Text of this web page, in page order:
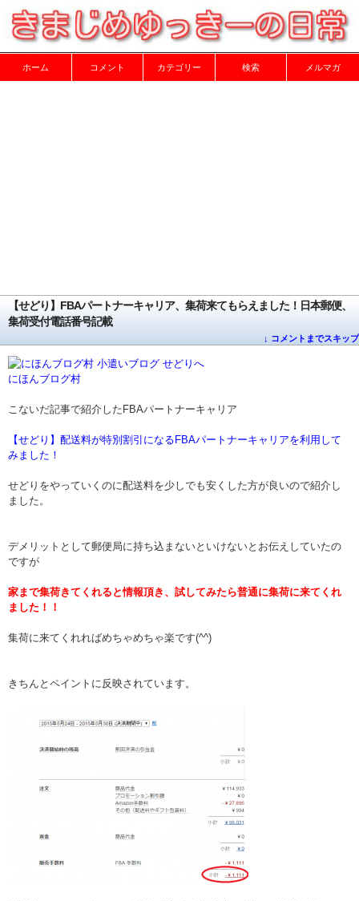
ホーム コメント カテゴリー 検索 メルマガ
【せどり】FBAパートナーキャリア、集荷来てもらえました！日本郵便、
集荷受付電話番号記載
↓ コメントまでスキップ
にほんブログ村
こないだ記事で紹介したFBAパートナーキャリア
【せどり】配送料が特別割引になるFBAパートナーキャリアを利用して
みました！
せどりをやっていくのに配送料を少しでも安くした方が良いので紹介し
ました。
デメリットとして郵便局に持ち込まないといけないとお伝えしていたの
ですが
家まで集荷きてくれると情報頂き、試してみたら普通に集荷に来てくれ
ました！！
集荷に来てくれればめちゃめちゃ楽です(^^)
きちんとペイントに反映されています。